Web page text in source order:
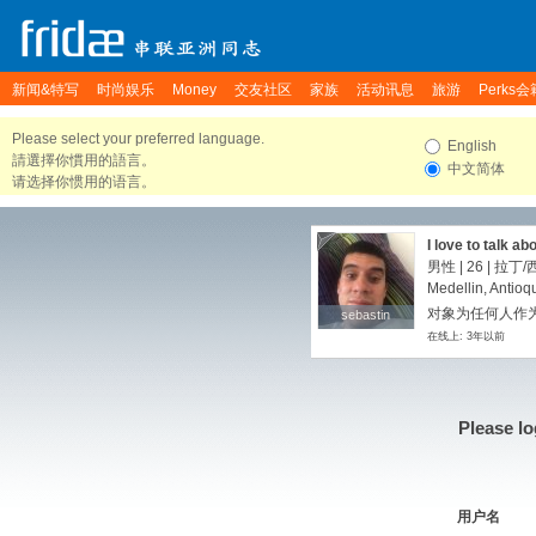
新闻&特写 时尚娱乐 Money 交友社区 家族 活动讯息 旅游 Perks会
Please select your preferred language.
請選擇你慣用的語言。
请选择你惯用的语言。
English
中文简体
sebastin
sebastin
I love to talk
changes nudes
男性 | 26 | 拉丁/
Medellin,
对象为任何人作
在线上: 3年以前
Please
用户名